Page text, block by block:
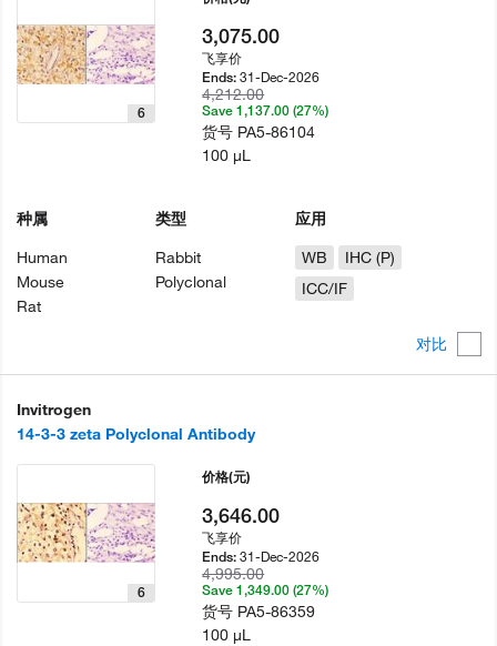
对比
6
种属
Human
Mouse
Rat
类型
Rabbit
Polyclonal
应用
WB
IHC (P)
ICC/IF
3,075.00
飞享价
Ends:31-Dec-2026
4,212.00
Save 1,137.00 (27%)
货号 PA5-86104
100 µL
Invitrogen
14-3-3 zeta Polyclonal Antibody
6
价格(元)
3,646.00
飞享价
Ends:31-Dec-2026
4,995.00
Save 1,349.00 (27%)
货号 PA5-86359
100 µL